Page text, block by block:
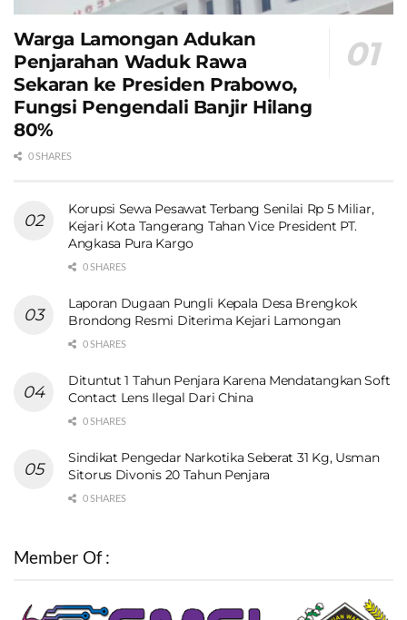
Warga Lamongan Adukan
Penjarahan Waduk Rawa
Sekaran ke Presiden Prabowo,
Fungsi Pengendali Banjir Hilang
80%
0 SHARES
Korupsi Sewa Pesawat Terbang Senilai Rp 5 Miliar,
Kejari Kota Tangerang Tahan Vice President PT.
Angkasa Pura Kargo
0 SHARES
Laporan Dugaan Pungli Kepala Desa Brengkok
Brondong Resmi Diterima Kejari Lamongan
0 SHARES
Dituntut 1 Tahun Penjara Karena Mendatangkan Soft
Contact Lens Ilegal Dari China
0 SHARES
Sindikat Pengedar Narkotika Seberat 31 Kg, Usman
Sitorus Divonis 20 Tahun Penjara
0 SHARES
Member Of :